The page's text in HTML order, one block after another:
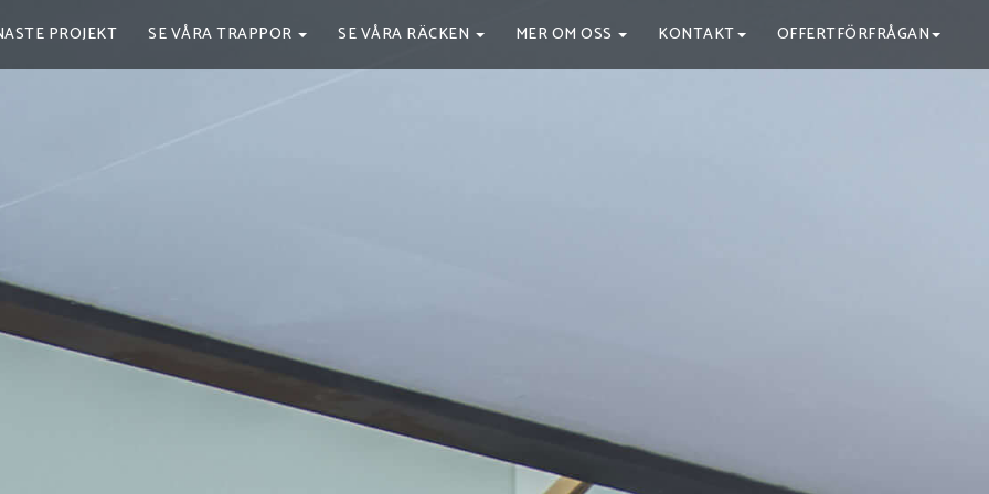
PROJEKT SE VÅRA TRAPPOR SE VÅRA RÄCKEN MER OM OSS KONTAKT OFFERTFÖRFRÅGAN